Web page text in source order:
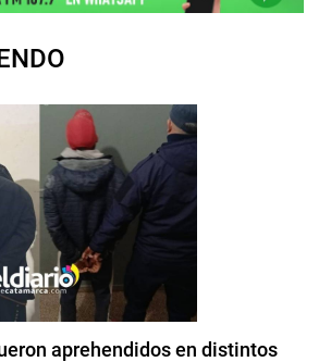
aprehendidos en distintos